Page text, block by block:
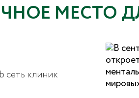
МЕСТО
сеть клиник